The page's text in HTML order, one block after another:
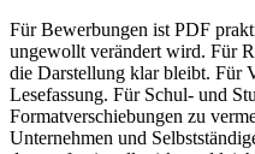
Für Bewerbungen ist PDF
ungewollt verändert wird. Für
die Darstellung klar bleibt. Für
Lesefassung. Für Schul- und
Formatverschiebungen zu
Unternehmen und